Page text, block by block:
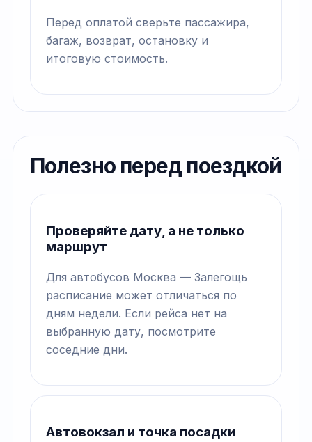
Перед оплатой сверьте пассажира,
багаж, возврат, остановку и
итоговую стоимость.
Полезно перед поездкой
Проверяйте дату, а не только
маршрут
Для автобусов Москва — Залегощь
расписание может отличаться по
дням недели. Если рейса нет на
выбранную дату, посмотрите
соседние дни.
Автовокзал и точка посадки